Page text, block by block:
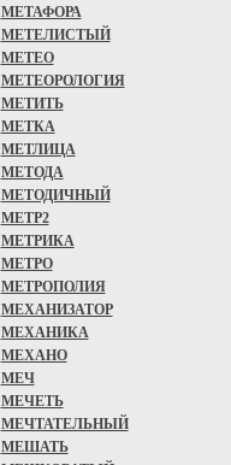
МЕТАФОРА
МЕТЕЛИСТЫЙ
МЕТЕО
МЕТЕОРОЛОГИЯ
МЕТИТЬ
МЕТКА
МЕТЛИЦА
МЕТОДА
МЕТОДИЧНЫЙ
МЕТР2
МЕТРИКА
МЕТРО
МЕТРОПОЛИЯ
МЕХАНИЗАТОР
МЕХАНИКА
МЕХАНО
МЕЧ
МЕЧЕТЬ
МЕЧТАТЕЛЬНЫЙ
МЕШАТЬ